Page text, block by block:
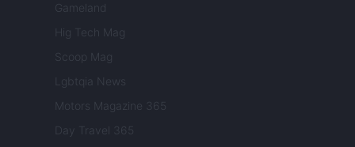
Gameland
Hig Tech Mag
Scoop Mag
Lgbtqia News
Motors Magazine 365
Day Travel 365